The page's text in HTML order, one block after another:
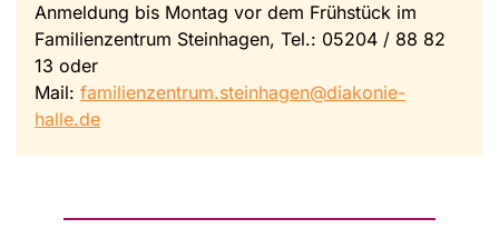
Anmeldung bis Montag vor dem Frühstück im
Familienzentrum Steinhagen, Tel.: 05204 / 88 82
13 oder
Mail: familienzentrum.steinhagen@diakonie-
halle.de